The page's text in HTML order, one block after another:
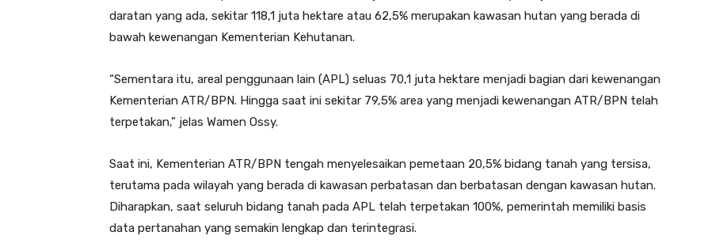
daratan yang ada, sekitar 118,1 juta hektare atau 62,5% merupakan kawasan hutan yang berada di
bawah kewenangan Kementerian Kehutanan.
“Sementara itu, areal penggunaan lain (APL) seluas 70,1 juta hektare menjadi bagian dari kewenangan
Kementerian ATR/BPN. Hingga saat ini sekitar 79,5% area yang menjadi kewenangan ATR/BPN telah
terpetakan,” jelas Wamen Ossy.
Saat ini, Kementerian ATR/BPN tengah menyelesaikan pemetaan 20,5% bidang tanah yang tersisa,
terutama pada wilayah yang berada di kawasan perbatasan dan berbatasan dengan kawasan hutan.
Diharapkan, saat seluruh bidang tanah pada APL telah terpetakan 100%, pemerintah memiliki basis
data pertanahan yang semakin lengkap dan terintegrasi.